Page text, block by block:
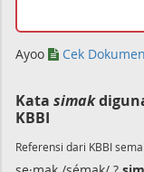
Ayoo Cek Dokumen
Kata simak
KBBI
Referensi dari KBBI